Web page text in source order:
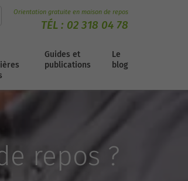
Orientation gratuite en maison de repos
TÉL : 02 318 04 78
Guides et
publications
Le
blog
repos ?